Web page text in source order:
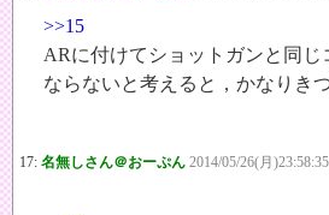
>>15
ARに付けてショットガンと同
ならないと考えると，かなりき
17: 名無しさん＠おーぷん 2014/05/26(月